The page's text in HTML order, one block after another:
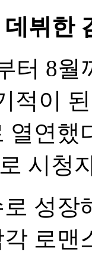
뷔한
터 8월
적이
열연했
시청
성장
로맨